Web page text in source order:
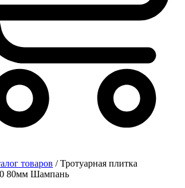
товаров /Тротуарная плитка
80мм Шампань